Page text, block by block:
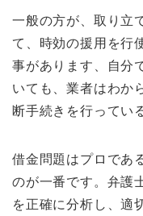
一般の方が、取り立
て、時効の援用を行
事があります、自分
いても、業者はわか
断手続きを行ってい
借金問題はプロであ
のが一番です。弁護
を正確に分析し、適